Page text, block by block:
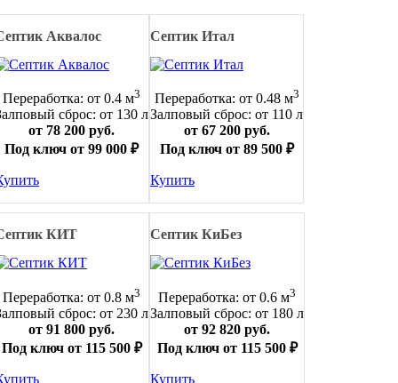
Аквалос
Переработка: от 0.4 м3
сброс: от 130 л
от 78 200 руб.
Под ключ от 99 000 ₽
Септик Итал
Переработка: от 0.48 м3
Залповый сброс: от 110 л
от 67 200 руб.
Под ключ от 89 500 ₽
Купить
КИТ
Переработка: от 0.8 м3
сброс: от 230 л
от 91 800 руб.
Под ключ от 115 500 ₽
Септик КиБез
Переработка: от 0.6 м3
Залповый сброс: от 180 л
от 92 820 руб.
Под ключ от 115 500 ₽
Купить